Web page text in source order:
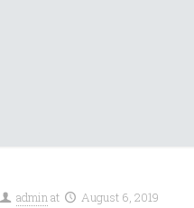
adminat August 6, 2019